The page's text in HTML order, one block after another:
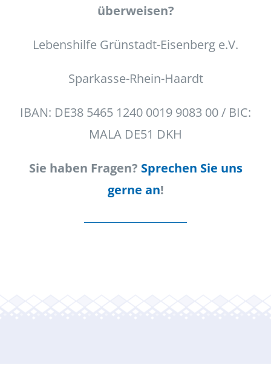
überweisen?
Lebenshilfe Grünstadt-Eisenberg e.V.
Sparkasse-Rhein-Haardt
IBAN: DE38 5465 1240 0019 9083 00 / BIC:
MALA DE51 DKH
Sie haben Fragen? Sprechen Sie uns
gerne an!